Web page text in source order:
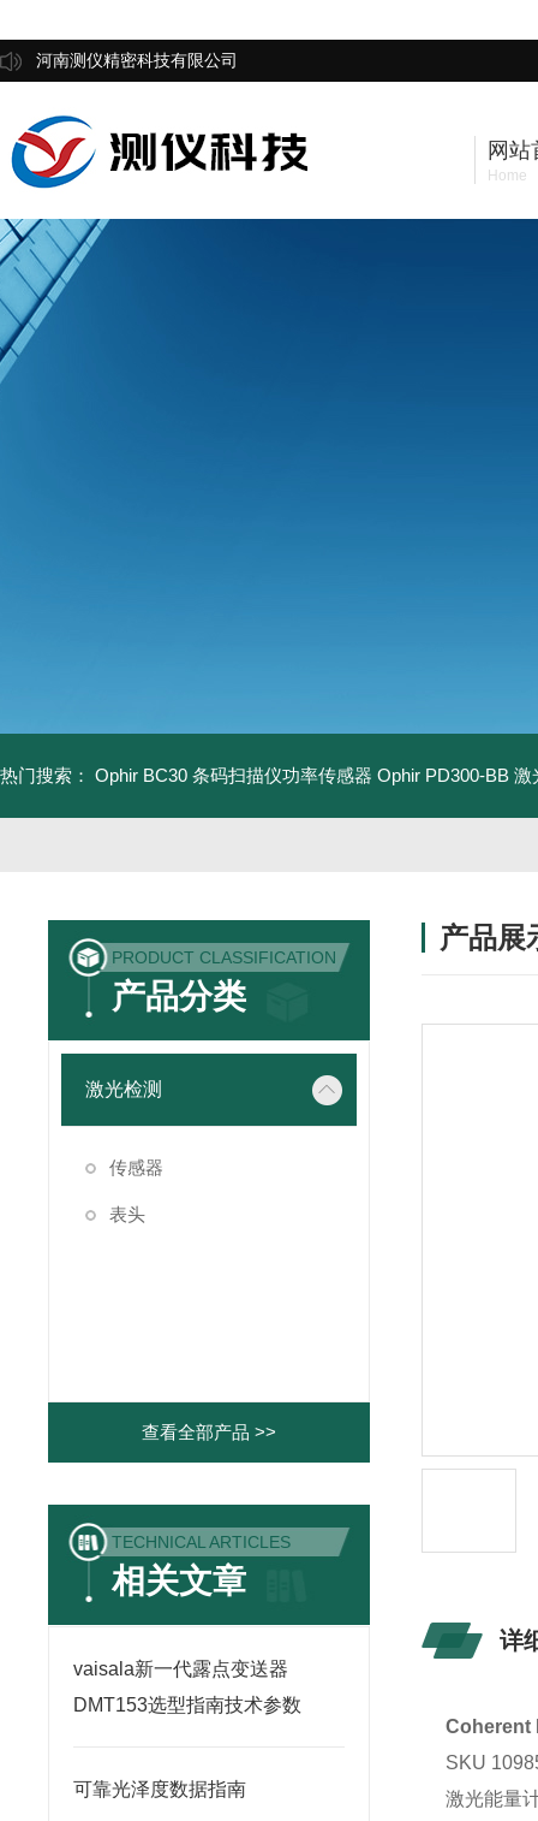
河南测仪精密科技有限公司
网站
Home
热门搜索： Ophir BC30 条码扫描仪功率传感器 Ophir PD300-BB
PRODUCT CLASSIFICATION
产品分类
激光检测
传感器
表头
查看全部产品 >>
TECHNICAL ARTICLES
相关文章
vaisala新一代露点变送器
DMT153选型指南技术参数
可靠光泽度数据指南
产品展
详
Coherent
SKU
激光能量